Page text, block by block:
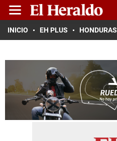
INICIO EH PLUS HONDURAS